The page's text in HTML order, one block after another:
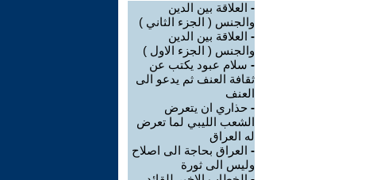
- العلاقة بين الدين
والجنس ( الجزء الثاني )
- العلاقة بين الدين
والجنس ( الجزء الاول )
- سلام عبود يكتب عن
ثقافة العنف ثم يدعو الى
العنف
- حذاري ان يتعرض
الشعب الليبي لما تعرض
له العراق
- العراق بحاجة الى اصلاح
وليس الى ثورة